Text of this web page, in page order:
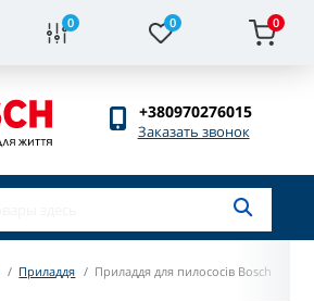
0 0 0
+380970276015
Заказать звонок
Приладдя Приладдя для пилососів Bosch